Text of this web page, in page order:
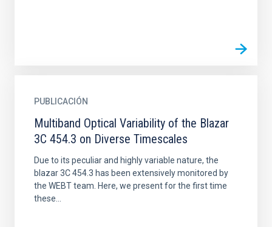
PUBLICACIÓN
Multiband Optical Variability of the Blazar
3C 454.3 on Diverse Timescales
Due to its peculiar and highly variable nature, the
blazar 3C 454.3 has been extensively monitored by
the WEBT team. Here, we present for the first time
these...